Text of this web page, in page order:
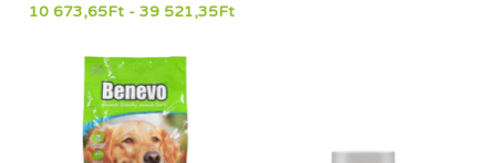
10 673,65Ft - 39 521,35Ft